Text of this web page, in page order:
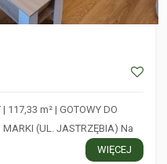
117,33 m² | GOTOWY DO
(UL. JASTRZĘBIA) Na
WIĘCEJ